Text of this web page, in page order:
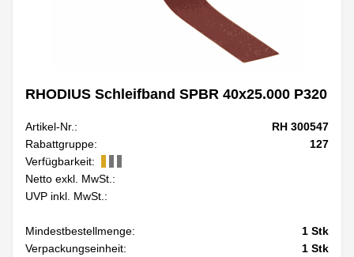
RHODIUS Schleifband SPBR 40x25.000 P320
Artikel-Nr.:
RH 300547
Rabattgruppe:
127
Verfügbarkeit:
Netto exkl. MwSt.:
UVP inkl. MwSt.:
Mindestbestellmenge: 1 Stk
Verpackungseinheit:
1 Stk